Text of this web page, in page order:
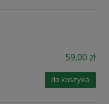
59,00 zł
do koszyka